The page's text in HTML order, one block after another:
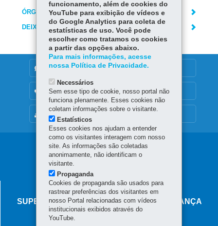
ÓRGÃO RESPONSÁVEL
DEIXE SUA OPINIÃO
DENUNCIE CORRUPÇÃO
OUVIDORIA
Navegação
principal
AGÊNCIA DO MIGRANTE
SUPERINTENDÊNCIA-GERAL DE GOVERNANÇA
MIGRATÓRIA
funcionamento, além de cookies do
YouTube para exibição de vídeos e
do Google Analytics para coleta de
estatísticas de uso. Você pode
escolher como tratamos os cookies
a partir das opções abaixo.
Para mais informações, acesse
nossa Política de Privacidade.
Necessários
Sem esse tipo de cookie, nosso portal não
funciona plenamente. Esses cookies não
coletam informações sobre o visitante.
Estatísticos
Esses cookies nos ajudam a entender
como os visitantes interagem com nosso
site. As informações são coletadas
anonimamente, não identificam o
visitante.
Propaganda
Cookies de propaganda são usados para
rastrear preferências dos visitantes em
nosso Portal relacionadas com vídeos
institucionais exibidos através do
YouTube.